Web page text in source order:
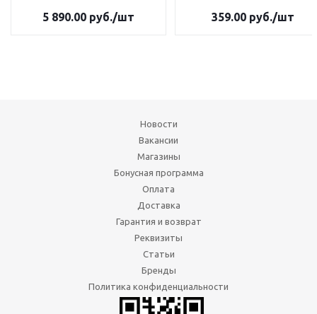
5 890.00 руб./шт 359.00руб./шт
Новости
Вакансии
Магазины
Бонусная программа
Оплата
Доставка
Гарантия и возврат
Реквизиты
Статьи
Бренды
Политика конфиденциальности